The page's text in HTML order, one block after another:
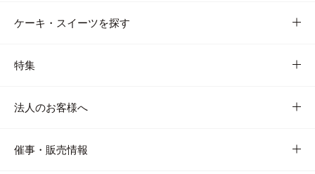
ケーキ・スイーツを探す
特集
法人のお客様へ
催事・販売情報